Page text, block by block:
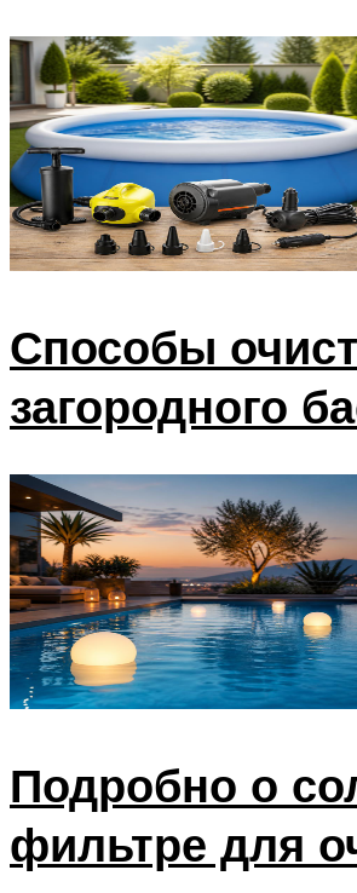
Способы
загородного
Подробно о
фильтре для